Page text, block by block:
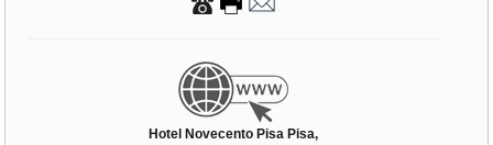
Hotel Novecento Pisa Pisa,